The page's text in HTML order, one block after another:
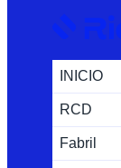
INICIO
RCD
Fabril